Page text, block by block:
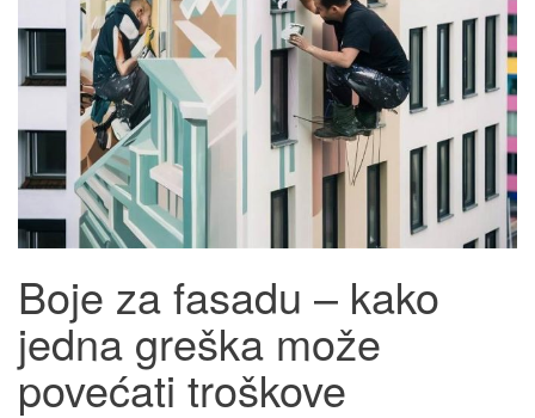
Boje za fasadu – kako
jedna greška može
povećati troškove